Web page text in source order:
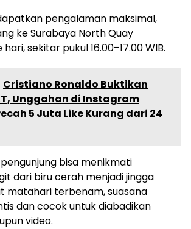
pengalaman maksimal,
ke Surabaya North Quay
sekitar pukul 16.00–17.00 WIB.
Cristiano Ronaldo Buktikan
Unggahan di Instagram
5 Juta Like Kurang dari 24
bisa menikmati
dari biru cerah menjadi jingga
matahari terbenam, suasana
dan cocok untuk diabadikan
video.